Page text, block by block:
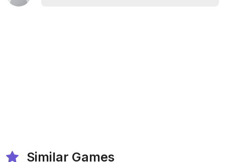
Similar Games